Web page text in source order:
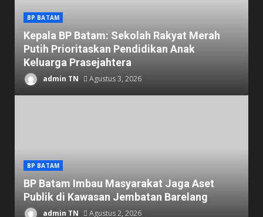
BP BATAM
Kepala BP Batam: Sekolah Rakyat Merah
Putih Prioritaskan Pendidikan Anak
Keluarga Prasejahtera
admin TN Agustus 3, 2026
BP BATAM
BP Batam Imbau Masyarakat Jaga Aset
Publik di Kawasan Jembatan Barelang
admin TN Agustus 2, 2026